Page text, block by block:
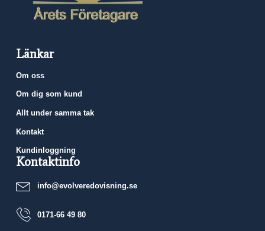
Länkar
Om oss
Om dig som kund
Allt under samma tak
Kontakt
Kundinloggning
Kontaktinfo
info@evolveredovisning.se
0171-66 49 80